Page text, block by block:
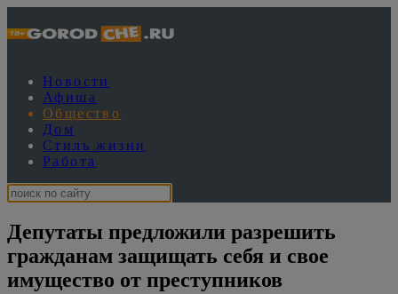
Новости
Афиша
Общество
Дом
Стиль жизни
Работа
Депутаты предложили разрешить
гражданам защищать себя и свое
имущество от преступников